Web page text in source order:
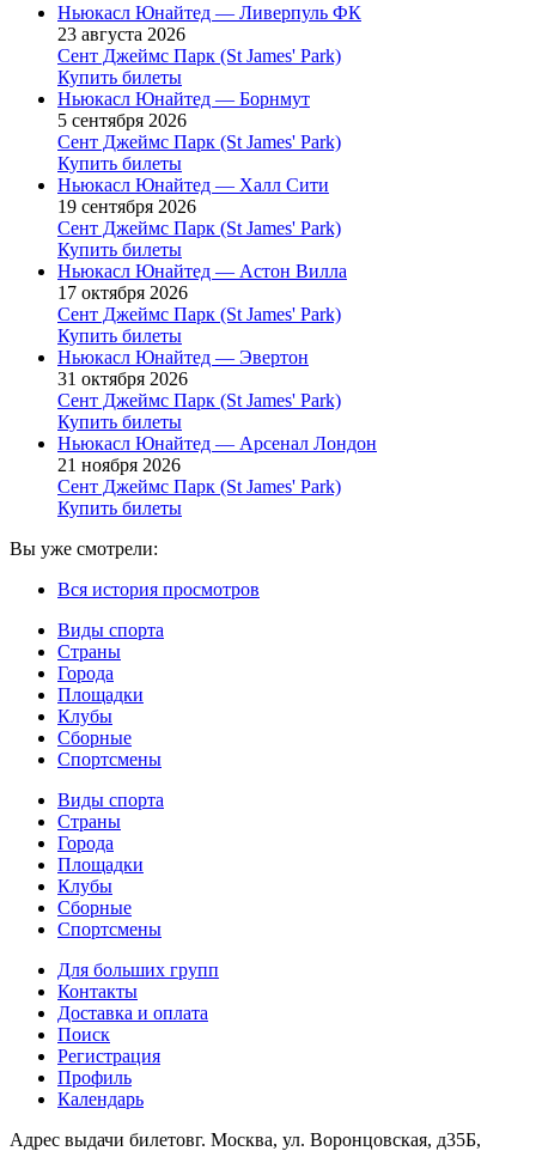
Ньюкасл Юнайтед — Ливерпуль ФК
23 августа 2026
Сент Джеймс Парк (St James' Park)
Купить билеты
Ньюкасл Юнайтед — Борнмут
5 сентября 2026
Сент Джеймс Парк (St James' Park)
Купить билеты
Ньюкасл Юнайтед — Халл Сити
19 сентября 2026
Сент Джеймс Парк (St James' Park)
Купить билеты
Ньюкасл Юнайтед — Астон Вилла
17 октября 2026
Сент Джеймс Парк (St James' Park)
Купить билеты
Ньюкасл Юнайтед — Эвертон
31 октября 2026
Сент Джеймс Парк (St James' Park)
Купить билеты
Ньюкасл Юнайтед — Арсенал Лондон
21 ноября 2026
Сент Джеймс Парк (St James' Park)
Купить билеты
Вы уже смотрели:
Вся история просмотров
Виды спорта
Страны
Города
Площадки
Клубы
Сборные
Спортсмены
Виды спорта
Страны
Города
Площадки
Клубы
Сборные
Спортсмены
Для больших групп
Контакты
Доставка и оплата
Поиск
Регистрация
Профиль
Календарь
Адрес выдачи билетовг. Москва, ул. Воронцовская, д35Б,